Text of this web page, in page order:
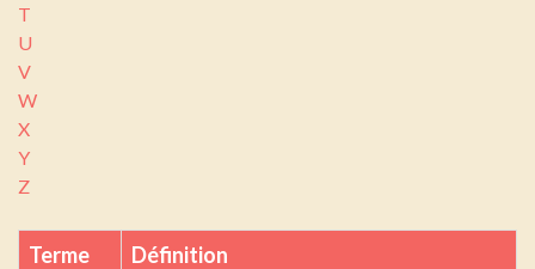
T
U
V
W
X
Y
Z
Terme Définition